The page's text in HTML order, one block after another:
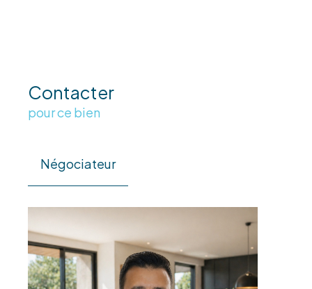
Contacter
pour ce bien
Négociateur